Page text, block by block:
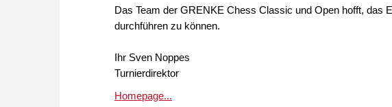
Das Team der GRENKE Chess Classic und Open hofft, das
durchführen zu können.
Ihr Sven Noppes
Turnierdirektor
Homepage...